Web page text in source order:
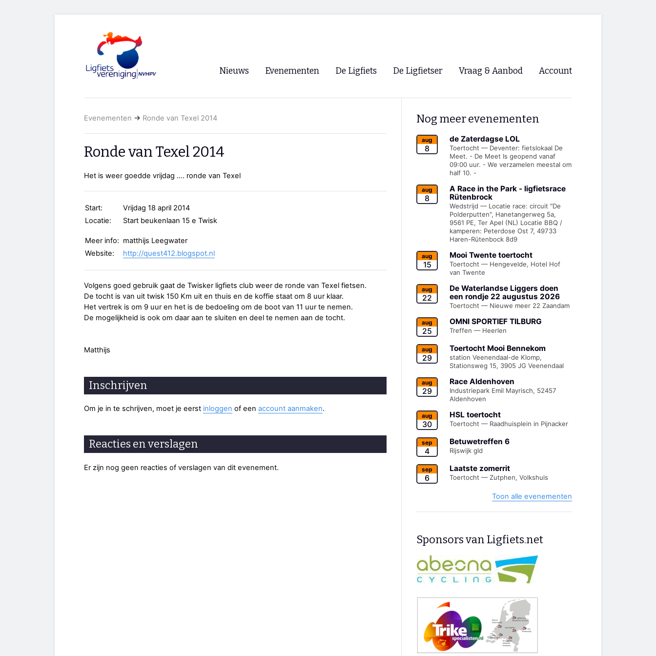
Nieuws Evenementen
WK Ligfietsen 2026
De Ligfiets De Ligfietser
Ligfietsvereninging NVHPV
Lokale Fietsverenigingen
EHPVA & EuSupino 🡺
Forum ligfietsers.nl 🡺
Vraag & Aanbod Account
Registreren
Evenementen → Ronde van Texel 2014
Ronde van Texel 2014
Het is weer goedde vrijdag .... ronde van Texel
Start:
Vrijdag 18 april 2014
Locatie:
Start beukenlaan 15 e Twisk
Meer info: matthijs Leegwater
Website:
http://quest412.blogspot.nl
Volgens goed gebruik gaat de Twisker ligfiets club weer de ronde van Texel fietsen.
De tocht is van uit twisk 150 Km uit en thuis en de koffie staat om 8 uur klaar.
Het vertrek is om 9 uur en het is de bedoeling om de boot van 11 uur te nemen.
De mogelijkheid is ook om daar aan te sluiten en deel te nemen aan de tocht.
Matthijs
Inschrijven
Om je in te schrijven, moet je eerst inloggen of een account aanmaken.
Reacties en verslagen
Er zijn nog geen reacties of verslagen van dit evenement.
Nog meer evenementen
aug
8
de Zaterdagse LOL
Toertocht — Deventer: fietslokaal De
Meet. - De Meet Is geopend vanaf
09:00 uur. - We verzamelen meestal om
half 10. -
aug
8
A Race in the Park - ligfietsrace
Rütenbrock
Wedstrijd — Locatie race: circuit "De
Polderputten", Hanetangerweg 5a,
9561 PE, Ter Apel (NL) Locatie BBQ /
kamperen: Peterdose Ost 7, 49733
Haren-Rütenbock 8d9
aug
15
Mooi Twente toertocht
Toertocht — Hengevelde, Hotel Hof
van Twente
aug
22
De Waterlandse Liggers doen
een rondje 22 augustus 2026
Toertocht — Nieuwe meer 22 Zaandam
aug
25
OMNI SPORTIEF TILBURG
Treffen — Heerlen
aug
29
Toertocht Mooi Bennekom
station Veenendaal-de Klomp,
Stationsweg 15, 3905 JG Veenendaal
aug
29
Race Aldenhoven
Industriepark Emil Mayrisch, 52457
Aldenhoven
aug
30
HSL toertocht
Toertocht — Raadhuisplein in Pijnacker
sep
4
Betuwetreffen 6
Rijswijk gld
sep
6
Laatste zomerrit
Toertocht — Zutphen, Volkshuis
Toon alle evenementen
Sponsors van Ligfiets.net